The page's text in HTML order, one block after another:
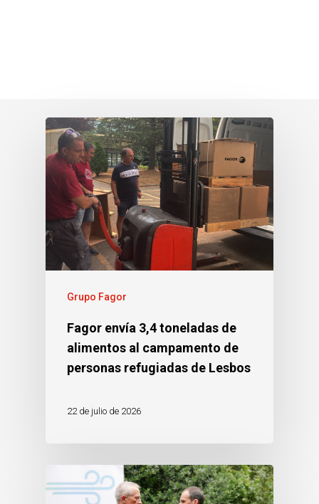
Grupo Fagor
Fagor envía 3,4 toneladas de
alimentos al campamento de
personas refugiadas de Lesbos
22 de julio de 2026